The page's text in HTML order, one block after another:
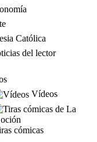
Católica
del lector
Vídeos
cómicas